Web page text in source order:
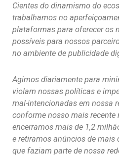
Cientes do dinamismo do
trabalhamos no
plataformas para oferecer os
possíveis para nossos
no ambiente de publicidade
Agimos diariamente para
violam nossas políticas e
mal-intencionadas em nossa
conforme nosso mais recente
encerramos mais de 1,2
e retiramos anúncios de mais
que faziam parte de nossa